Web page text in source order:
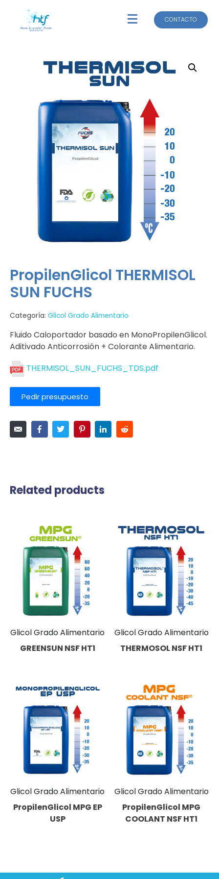
CONTACTO
PropilenGlicol THERMISOL
SUN FUCHS
Categoría: Glicol Grado Alimentario
Fluido Caloportador basado en MonoPropilenGlicol.
Aditivado Anticorrosión + Colorante Alimentario.
THERMISOL_SUN_FUCHS_TDS.pdf
Pedir presupuesto
Related products
Glicol Grado Alimentario
GREENSUN NSF HT1
Glicol Grado Alimentario
THERMOSOL NSF HT1
Glicol Grado Alimentario
PropilenGlicol MPG EP
USP
Glicol Grado Alimentario
PropilenGlicol MPG
COOLANT NSF HT1